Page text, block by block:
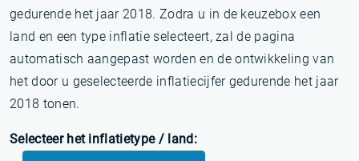
gedurende het jaar 2018. Zodra u in de keuzebox een
land en een type inflatie selecteert, zal de pagina
automatisch aangepast worden en de ontwikkeling van
het door u geselecteerde inflatiecijfer gedurende het jaar
2018 tonen.
Selecteer het inflatietype / land: